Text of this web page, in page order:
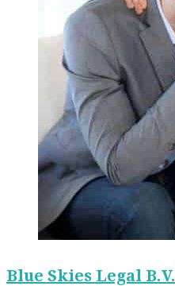
Blue Skies Legal B.V.